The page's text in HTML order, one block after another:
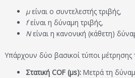
μείναι ο συντελεστής τριβής,
fείναι η δύναμη τριβής,
Nείναι η κανονική (κάθετη)
Υπάρχουν δύο βασικοί τύποι μέτρησης
Στατική COF (μs): Μετρά τη